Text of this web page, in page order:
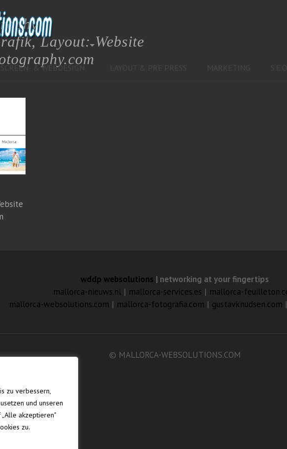
zu verbessern,
und unseren
akzeptieren"
zu.
SCREEN- & WEBDESIGN
Layout: Website
wddp websolutions | networking at your fingertips
mallorca-nieuws.nl| mallorca-services.es | mallorca-
mallorca-websolutions.com | mallorca-fotografia.com | gustavknudsen.com |
© MALLORCA-WEBSOLUTIONS.COM